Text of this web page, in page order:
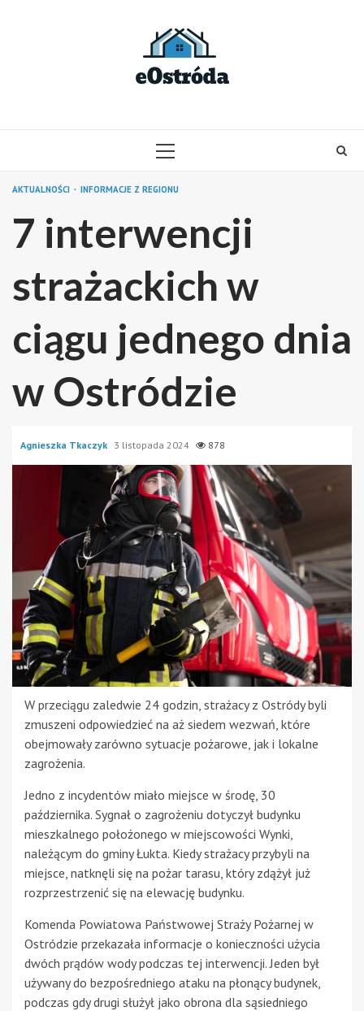
PRIMARY
AKTUALNOŚCI INFORMACJE Z REGIONU
7 interwencji
strażackich w
ciągu jednego dnia
w Ostródzie
Agnieszka Tkaczyk 3 listopada 2024 878
W przeciągu zaledwie 24 godzin, strażacy z Ostródy byli
zmuszeni odpowiedzieć na aż siedem wezwań, które
obejmowały zarówno sytuacje pożarowe, jak i lokalne
zagrożenia.
Jedno z incydentów miało miejsce w środę, 30
października. Sygnał o zagrożeniu dotyczył budynku
mieszkalnego położonego w miejscowości Wynki,
należącym do gminy Łukta. Kiedy strażacy przybyli na
miejsce, natknęli się na pożar tarasu, który zdążył już
rozprzestrzenić się na elewację budynku.
Komenda Powiatowa Państwowej Straży Pożarnej w
Ostródzie przekazała informacje o konieczności użycia
dwóch prądów wody podczas tej interwencji. Jeden był
używany do bezpośredniego ataku na płonący budynek,
podczas gdy drugi służył jako obrona dla sąsiedniego